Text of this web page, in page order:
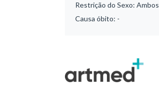
Restrição do Sexo: Ambos
Causa óbito: -